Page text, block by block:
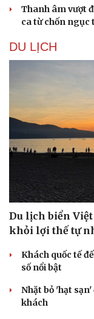
Vì cộng đồng
Thanh âm vượt
ca từ chốn ngục
DU LỊCH
Du lịch biển
khỏi lợi thế tự
Khách quốc tế
số nổi bật
Nhặt bỏ 'hạt
khách